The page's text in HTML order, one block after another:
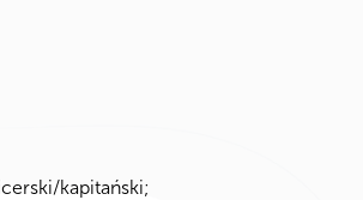
kapitański;